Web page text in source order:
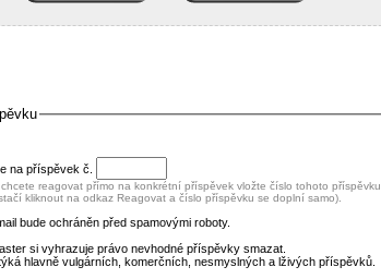
na příspěvek č.
reagovat přímo na konkrétní příspěvek vložte číslo tohoto příspěvku.
kliknout na odkaz Reagovat a číslo příspěvku se doplní samo).
bude ochráněn před spamovými roboty.
si vyhrazuje právo nevhodné příspěvky smazat.
hlavně vulgárních, komerčních, nesmyslných a lživých příspěvků.